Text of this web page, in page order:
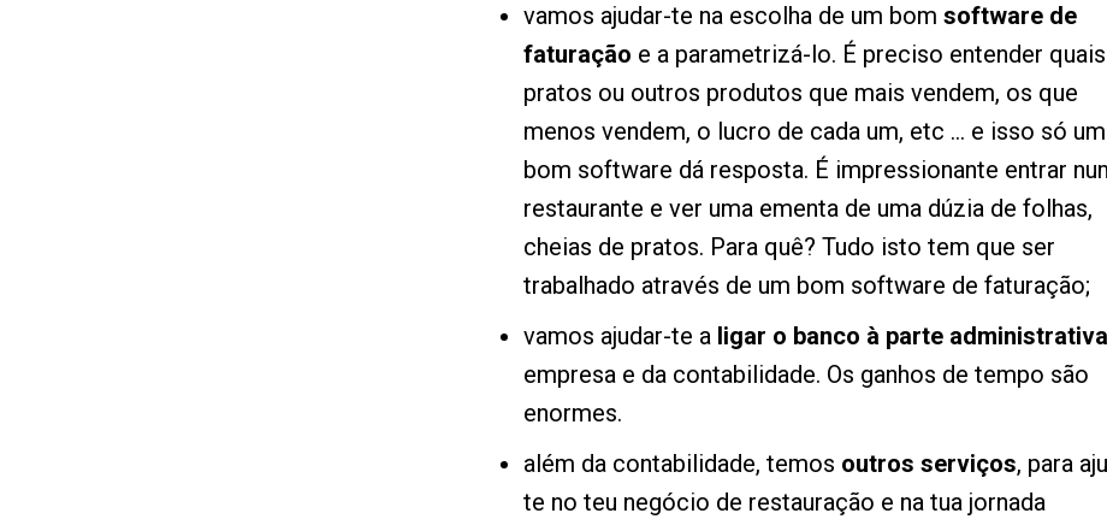
vamos ajudar-te na escolha de um bom software de
faturação e a parametrizá-lo. É preciso entender
pratos ou outros produtos que mais vendem, os que
menos vendem, o lucro de cada um, etc ... e isso só um
bom software dá resposta. É impressionante entrar
restaurante e ver uma ementa de uma dúzia de folhas,
cheias de pratos. Para quê? Tudo isto tem que ser
trabalhado através de um bom software de faturação;
vamos ajudar-te a ligar o banco à parte administrativa
empresa e da contabilidade. Os ganhos de tempo são
enormes.
além da contabilidade, temos outros serviços, para
te no teu negócio de restauração e na tua jornada